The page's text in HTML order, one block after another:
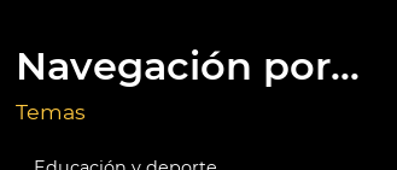
Navegación por...
Temas